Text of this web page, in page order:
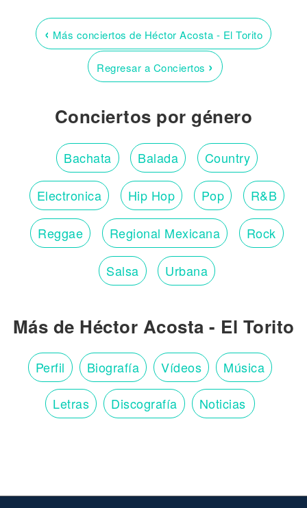
‹ Más conciertos de Héctor Acosta - El Torito
Regresar a Conciertos ›
Conciertos por género
Bachata Balada Country
Electronica Hip Hop Pop R&B
Reggae Regional Mexicana Rock
Salsa Urbana
Más de Héctor Acosta - El Torito
Perfil Biografía Vídeos Música
Letras Discografía Noticias